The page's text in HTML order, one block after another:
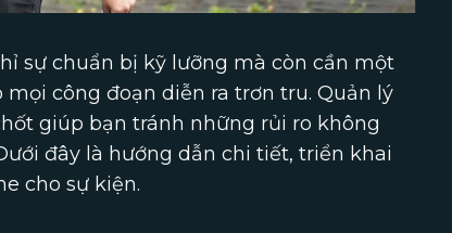
sự chuẩn bị kỹ lưỡng mà còn cần một
công đoạn diễn ra trơn tru. Quản lý
giúp bạn tránh những rủi ro không
đây là hướng dẫn chi tiết, triển khai
cho sự kiện.